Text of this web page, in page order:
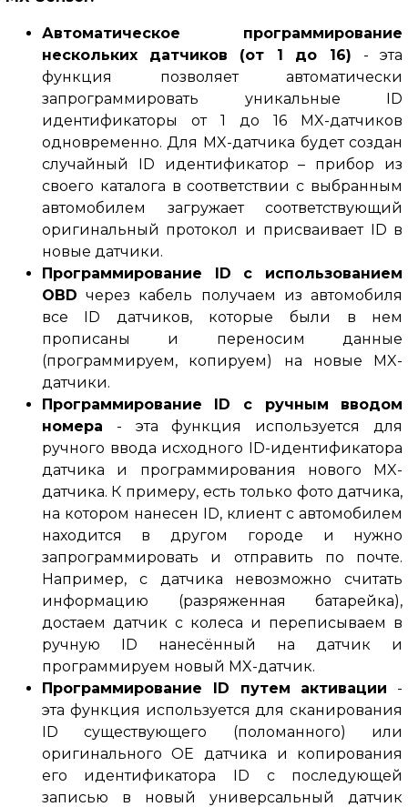
Автоматическое программирование
нескольких датчиков
(от 1 до 16) - эта
функция позволяет автоматически
запрограммировать уникальные ID
идентификаторы от 1 до 16 MX-датчиков
одновременно. Для MX-датчика будет создан
случайный ID идентификатор – прибор из
своего каталога в соответствии с выбранным
автомобилем загружает соответствующий
оригинальный протокол и присваивает ID в
новые датчики.
Программирование ID с использованием
OBD через кабель получаем из автомобиля
все ID датчиков, которые были в нем
прописаны и переносим данные
(программируем, копируем) на новые MX-
датчики.
Программирование ID с ручным вводом
номера - эта функция используется для
ручного ввода исходного ID-идентификатора
датчика и программирования нового MX-
датчика. К примеру, есть только фото датчика,
на котором нанесен ID, клиент с автомобилем
находится в другом городе и нужно
запрограммировать и отправить по почте.
Например, с датчика невозможно считать
информацию (разряженная батарейка),
достаем датчик с колеса и переписываем в
ручную ID нанесённый на датчик и
программируем новый MX-датчик.
Программирование ID путем активации -
эта функция используется для сканирования
ID существующего (поломанного) или
оригинального OE датчика и копирования
его идентификатора ID с последующей
записью в новый универсальный датчик